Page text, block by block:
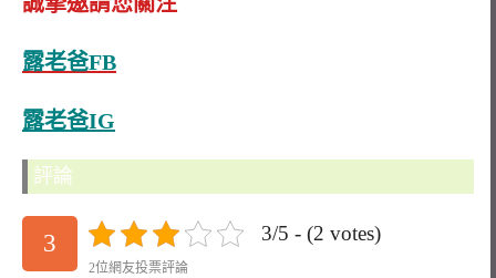
露老爸FB
露老爸IG
評論
3 3/5 - (2 votes)
2位網友投票評論